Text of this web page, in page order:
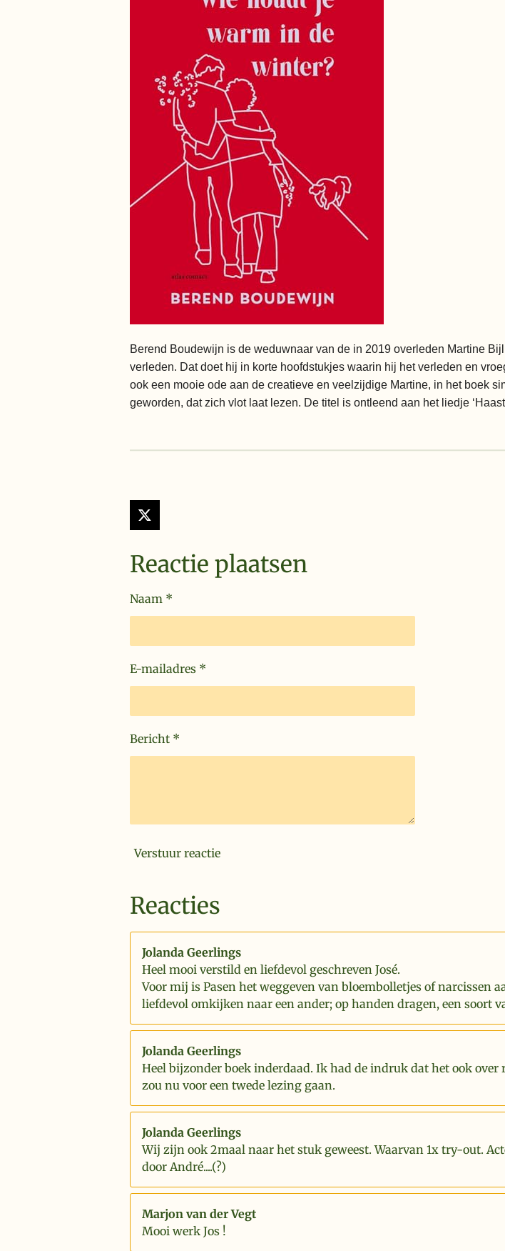
Berend Boudewijn is de weduwnaar van de in 2019 overleden Martine
verleden. Dat doet hij in korte hoofdstukjes waarin hij het verleden en
ook een mooie ode aan de creatieve en veelzijdige Martine, in het boek
geworden, dat zich vlot laat lezen. De titel is ontleend aan het liedje ‘Haast
X
Reactie plaatsen
Naam *
E-mailadres *
Bericht *
Verstuur reactie
Reacties
Jolanda Geerlings
Heel mooi verstild en liefdevol geschreven José.
Voor mij is Pasen het weggeven van bloembolletjes of narcissen
liefdevol omkijken naar een ander; op handen dragen, een soort
Jolanda Geerlings
Heel bijzonder boek inderdaad. Ik had de indruk dat het ook
zou nu voor een twede lezing gaan.
Jolanda Geerlings
Wij zijn ook 2maal naar het stuk geweest. Waarvan 1x try-out.
door André....(?)
Marjon van der Vegt
Mooi werk Jos !